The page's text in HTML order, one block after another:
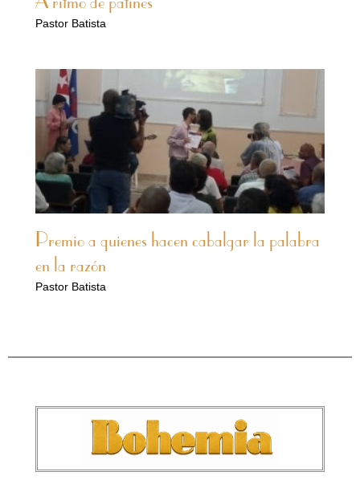
Pastor Batista
Premio a quienes hacen cabalgar la palabra
en la razón
Pastor Batista